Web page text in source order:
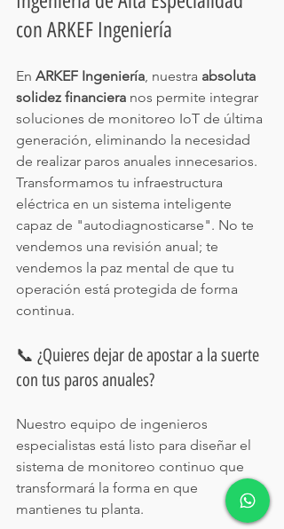
con ARKEF Ingeniería
En ARKEF Ingeniería, nuestra absoluta
solidez financiera nos permite integrar
soluciones de monitoreo IoT de última
generación, eliminando la necesidad
de realizar paros anuales innecesarios.
Transformamos tu infraestructura
eléctrica en un sistema inteligente
capaz de "autodiagnosticarse". No te
vendemos una revisión anual; te
vendemos la paz mental de que tu
operación está protegida de forma
continua.
📞 ¿Quieres dejar de apostar a la suerte
con tus paros anuales?
Nuestro equipo de ingenieros
especialistas está listo para diseñar el
sistema de monitoreo continuo que
transformará la forma en que
mantienes tu planta.